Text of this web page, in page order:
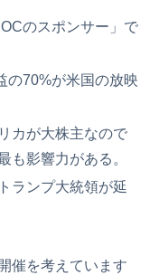
のスポンサー」で
の70%が米国の放映
カが大株主なので
も影響力がある。
ランプ大統領が延
催を考えています